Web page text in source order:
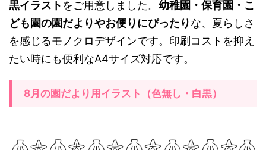
黒イラスト をご用意しました。 幼稚園・保育園・こ
ども園の園だよりやお便りにぴったりな、夏らしさ
を感じるモノクロデザインです。印刷コストを抑え
たい時にも便利なA4サイズ対応です。
8月の園だより用イラスト（色無し・白黒）